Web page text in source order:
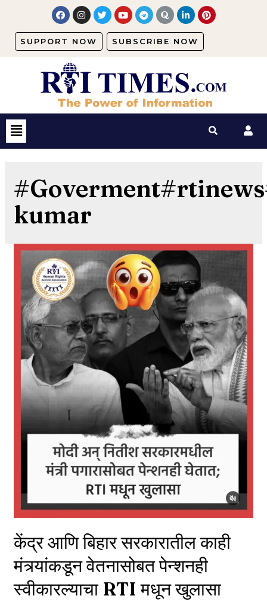
SUPPORT NOW SUBSCRIBE NOW
kumar
केंद्र आणि बिहार सरकारातील काही
मंत्र्यांकडून वेतनासोबत पेन्शनही
स्वीकारल्याचा RTI मधून खुलासा